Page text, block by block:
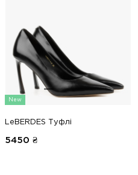
New
LeBERDES Туфлі
5450 ₴